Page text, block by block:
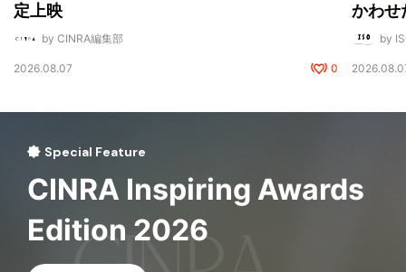
定上映
by CINRA編集部
2026.08.07 0
かわせ
by
Special Feature
CINRA Inspiring Awards
Edition 2026